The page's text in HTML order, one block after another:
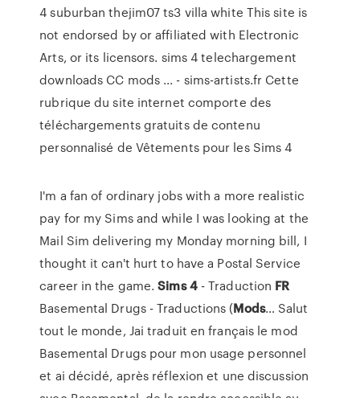
4 suburban thejim07 ts3 villa white This site is
not endorsed by or affiliated with Electronic
Arts, or its licensors. sims 4 telechargement
downloads CC mods ... - sims-artists.fr Cette
rubrique du site internet comporte des
téléchargements gratuits de contenu
personnalisé de Vêtements pour les Sims 4
I'm a fan of ordinary jobs with a more realistic
pay for my Sims and while I was looking at the
Mail Sim delivering my Monday morning bill, I
thought it can't hurt to have a Postal Service
career in the game.Sims 4- Traduction FR
Basemental Drugs - Traductions (Mods… Salut
tout le monde, Jai traduit en français le mod
Basemental Drugs pour mon usage personnel
et ai décidé, après réflexion et une discussion